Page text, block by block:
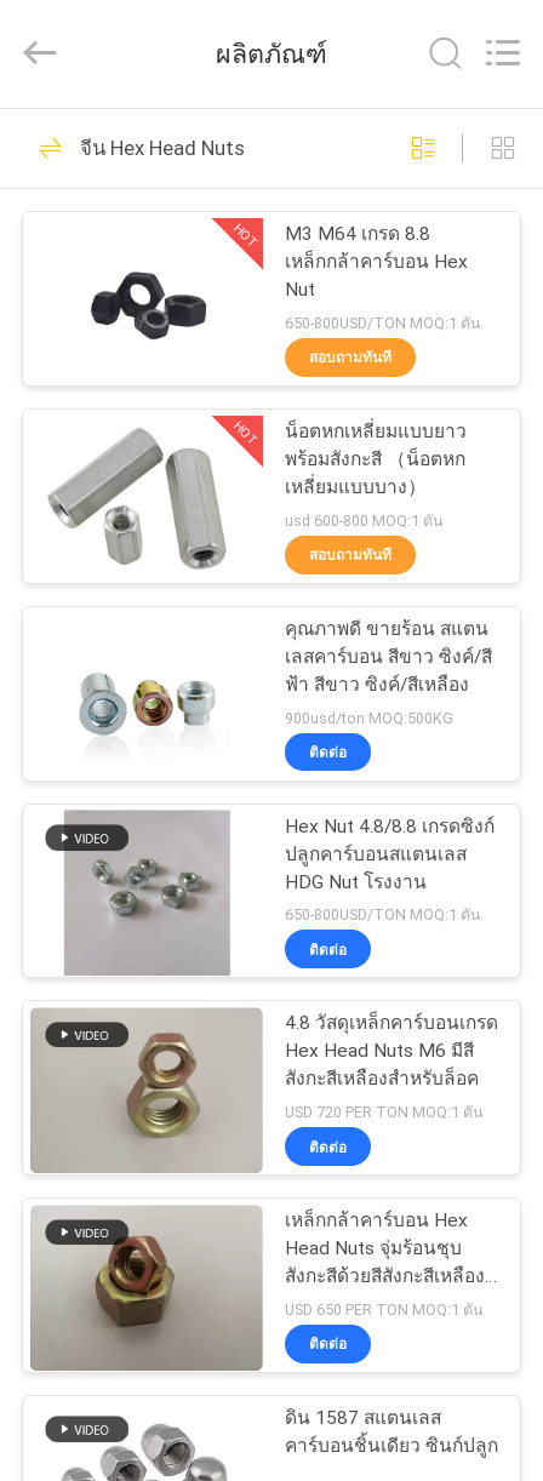
บ้าน
สินค้า
กับ
ทัวร์
โรงงาน
ควบคุม
คุณภาพ
ติดต่อ
ขอ
ใบ
แผนผัง
เว็บไซต์
PRIVACY
POLICY
EXPORT
สลักเกลียวโลหะ
86
การยึดสลักเกลียว
36
วางใน Anchor
50
Anchor Bolt การ
ขยายตัว
54
สลักเกลียวแขน
94
76
ผลิตภัณฑ์
จีน Hex Head Nuts
HOT
M3 M64 เกรด 8.8
เหล็กกล้าคาร์บอน Hex
Nut
650-800USD/TON MOQ:1 ตัน
สอบถามทันที
HOT
น็อตหกเหลี่ยมแบบยาว
พร้อมสังกะสี （น็อตหก
เหลี่ยมแบบบาง）
usd 600-800 MOQ:1 ตัน
สอบถามทันที
คุณภาพดี ขายร้อน สแตน
เลสคาร์บอน สีขาว ซิงค์/สี
ฟ้า สีขาว ซิงค์/สีเหลือง
900usd/ton MOQ:500KG
ติดต่อ
Hex Nut 4.8/8.8 เกรดซิงก์
ปลูกคาร์บอนสแตนเลส
HDG Nut โรงงาน
650-800USD/TON MOQ:1 ตัน
ติดต่อ
4.8 วัสดุเหล็กคาร์บอนเกรด
Hex Head Nuts M6 มีสี
สังกะสีเหลืองสำหรับล็อค
USD 720 PER TON MOQ:1 ตัน
ติดต่อ
เหล็กกล้าคาร์บอน Hex
Head Nuts จุ่มร้อนชุบ
สังกะสีด้วยสีสังกะสีเหลือง
M3-M24
USD 650 PER TON MOQ:1 ตัน
ติดต่อ
ดิน 1587 สแตนเลส
คาร์บอนชิ้นเดียว ซินก์ปลูก